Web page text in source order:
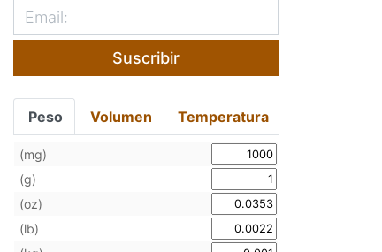
de
y
morcilla de
burgos con
setas de cardo
y queso azul
Suscribir
Peso Volumen Temperatura
(mg)
(g)
(oz)
(lb)